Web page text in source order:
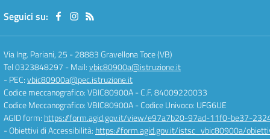
Seguici su:
Via Ing. Pariani, 25 -28883 Gravellona Toce (VB)
Tel 0323848297 - Mail:vbic80900a@istruzione.it
- PEC:vbic80900a@pec.istruzione.it
Codice meccanografico: VBIC80900A- C.F. 84009220033
Codice Meccanografico: VBIC80900A- Codice Univoco: UFG6UE
AGID form: https://form.agid.gov.it/view/e97a7b20-97ad-11f0-be37-
- Obiettivi di Accessibilità: https://form.agid.gov.it/istsc_vbic80900a/